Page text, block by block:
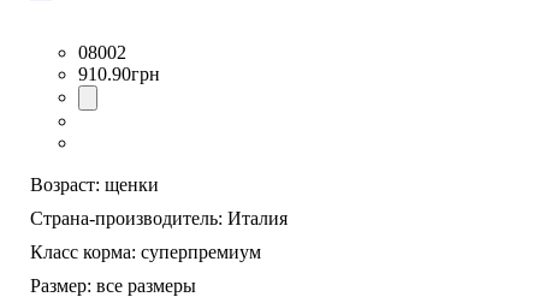
08002
910.90грн
Возраст: щенки
Страна-производитель: Италия
Класс корма: суперпремиум
Размер: все размеры